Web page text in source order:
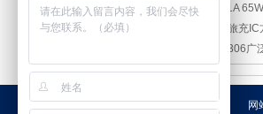
2C+1A
三口旅充IC
QX2306
网